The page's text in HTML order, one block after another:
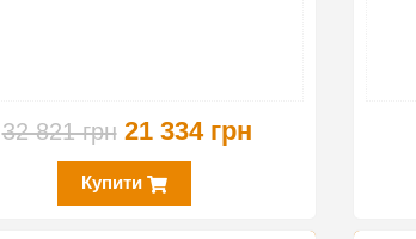
32 821 грн 21 334 грн
Купити